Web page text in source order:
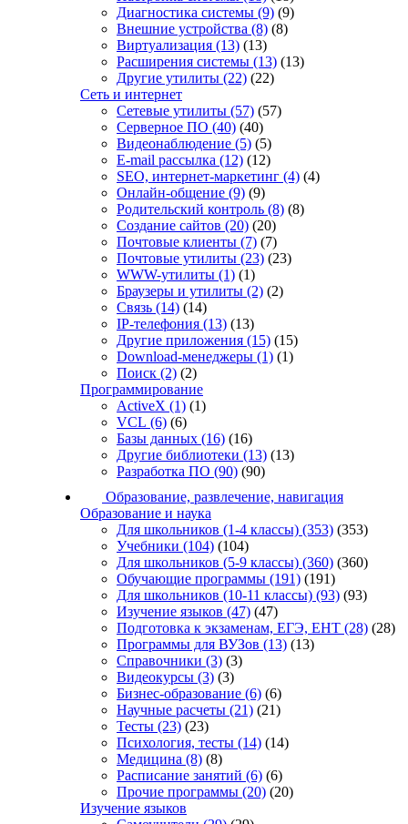
Диагностика системы (9) (9)
Внешние устройства (8) (8)
Виртуализация (13) (13)
Расширения системы (13) (13)
Другие утилиты (22) (22)
Сеть и интернет
Сетевые утилиты (57) (57)
Серверное ПО (40) (40)
Видеонаблюдение (5) (5)
E-mail рассылка (12) (12)
SEO, интернет-маркетинг (4) (4)
Онлайн-общение (9) (9)
Родительский контроль (8) (8)
Создание сайтов (20) (20)
Почтовые клиенты (7) (7)
Почтовые утилиты (23) (23)
WWW-утилиты (1) (1)
Браузеры и утилиты (2) (2)
Связь (14) (14)
IP-телефония (13) (13)
Другие приложения (15) (15)
Download-менеджеры (1) (1)
Поиск (2) (2)
Программирование
ActiveX (1) (1)
VCL (6) (6)
Базы данных (16) (16)
Другие библиотеки (13) (13)
Разработка ПО (90) (90)
Образование, развлечение, навигация
Образование и наука
Для школьников (1-4 классы) (353) (353)
Учебники (104) (104)
Для школьников (5-9 классы) (360) (360)
Обучающие программы (191) (191)
Для школьников (10-11 классы) (93) (93)
Изучение языков (47) (47)
Подготовка к экзаменам, ЕГЭ, ЕНТ (28) (28)
Программы для ВУЗов (13) (13)
Справочники (3) (3)
Видеокурсы (3) (3)
Бизнес-образование (6) (6)
Научные расчеты (21) (21)
Тесты (23) (23)
Психология, тесты (14) (14)
Медицина (8) (8)
Расписание занятий (6) (6)
Прочие программы (20) (20)
Изучение языков